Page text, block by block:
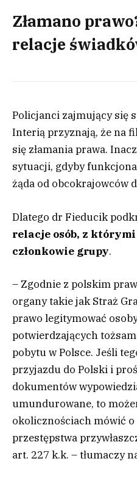
Złamano
relacje
Policjanci zajmujący się
Interią przyznają, że na
się złamania prawa.
sytuacji, gdyby
żąda od obcokrajowców
Dlatego dr Fieducik
relacje osób, z
członkowie grupy.
– Zgodnie z polskim
organy takie jak Straż
prawo legitymować
potwierdzających
pobytu w Polsce. Jeśli
przyjazdu do Polski i
dokumentów
umundurowane, to
okolicznościach mówić
przestępstwa
art. 227 k.k. – tłumaczy